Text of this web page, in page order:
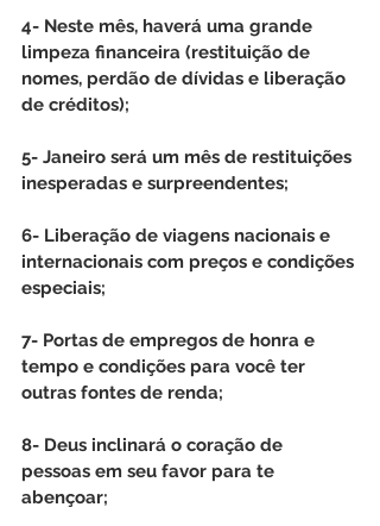
4- Neste mês, haverá uma grande
limpeza financeira (restituição de
nomes, perdão de dívidas e liberação
de créditos);
5- Janeiro será um mês de restituições
inesperadas e surpreendentes;
6- Liberação de viagens nacionais e
internacionais com preços e condições
especiais;
7- Portas de empregos de honra e
tempo e condições para você ter
outras fontes de renda;
8- Deus inclinará o coração de
pessoas em seu favor para te
abençoar;